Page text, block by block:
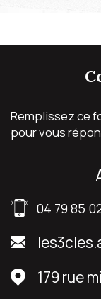
Remplissez ce
pour vous
04 79 85
179 rue